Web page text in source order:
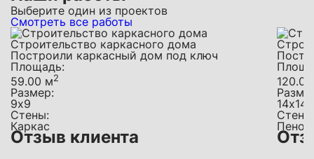
Выберите один из проектов
Смотреть все работы
Строительство каркасного дома
Построили каркасный дом под ключ
Площадь:
59.00 м2
Размер:
9х9
Стены:
Каркас
Отзыв клиента
14х14